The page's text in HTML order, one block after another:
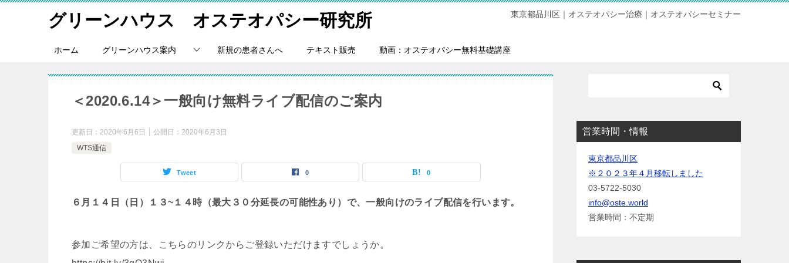
グリーンハウス オステオパシー研究所 東京都品川区｜オステオパシー治療｜オステオパシーセミナー
ホーム グリーンハウス案内 新規の患者さんへ テキスト販売 動画：オステオパシー無料基礎講座
＜2020.6.14＞一般向け無料ライブ配信のご案内
更新日： 2020年6月6日 公開日： 2020年6月3日
WTS通信
Tweet 0 0
６月１４日（日）１３~１４時（最大３０分延長の可能性あり）で、一般向けのライブ配信を行います。
参加ご希望の方は、こちらのリンクからご登録いただけますでしょうか。
営業時間・情報
東京都品川区
※２０２３年４月移転しました
03-5722-5030
info@oste.world
営業時間：不定期